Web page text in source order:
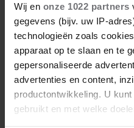
Wij en onze 1022 partners
gegevens (bijv. uw IP-
technologieën zoals
apparaat op te slaan en te
gepersonaliseerde
advertenties en content,
productontwikkeling. U
gebruikt en met welke